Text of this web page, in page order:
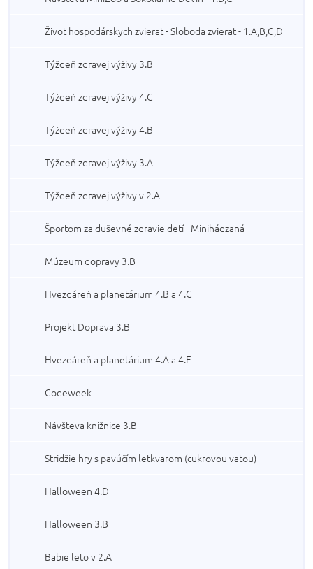
Život hospodárskych zvierat - Sloboda zvierat - 1.A,B,C,D
Týždeň zdravej výživy 3.B
Týždeň zdravej výživy 4.C
Týždeň zdravej výživy 4.B
Týždeň zdravej výživy 3.A
Týždeň zdravej výživy v 2.A
Športom za duševné zdravie detí - Minihádzaná
Múzeum dopravy 3.B
Hvezdáreň a planetárium 4.B a 4.C
Projekt Doprava 3.B
Hvezdáreň a planetárium 4.A a 4.E
Codeweek
Návšteva knižnice 3.B
Stridžie hry s pavúčím letkvarom (cukrovou vatou)
Halloween 4.D
Halloween 3.B
Babie leto v 2.A